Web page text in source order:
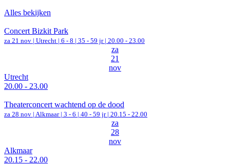
Alles bekijken
Concert Bizkit Park
za 21 nov | Utrecht | 6 - 8 | 35 - 59 jr | 20.00 - 23.00
za
21
nov
Utrecht
20.00 - 23.00
Theaterconcert wachtend op de dood
za 28 nov | Alkmaar | 3 - 6 | 40 - 59 jr | 20.15 - 22.00
za
28
nov
Alkmaar
20.15 - 22.00